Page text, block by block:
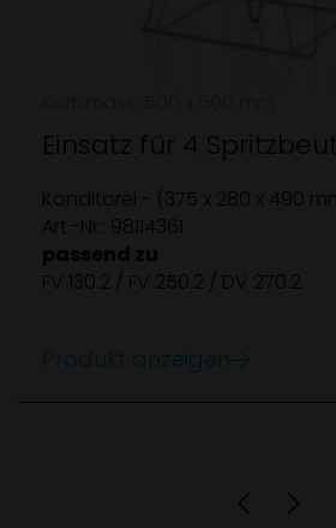
Einsatz für 4
Konditorei - (375 x 280 x 490
Art.-Nr.: 98114361
passend zu
FV 130.2 / FV 250.2 / DV 270.2
Produkt anzeigen